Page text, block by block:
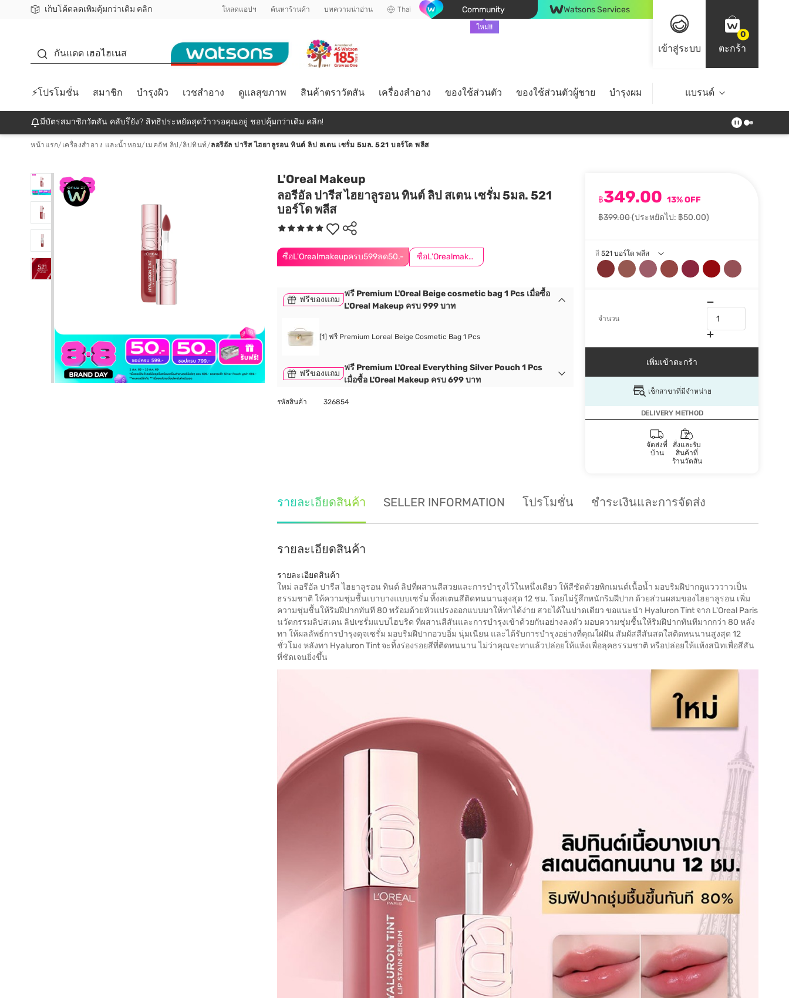
เก็บโค้ดลดเพิ่มคุ้มกว่าเดิม คลิก
ชอปออนไลน์ครั้งแรก ลดเพิ่มจุก ๆ 10%! 🎉
📦ส่งฟรี! เมื่อชอป 499฿
สมาชิกวัตสัน คลับดียังไง? โหลดแอปฯ ค้นหาร้านค้า บทความน่าอ่าน Thai Community
ใหม่!!
Watsons Services
เข้าสู่ระบบ
0
ตะกร้า
กันแดด เฮอไฮเนส
⚡โปรโมชั่น สมาชิก บำรุงผิว เวชสำอาง ดูแลสุขภาพ สินค้าตราวัตสัน เครื่องสำอาง ของใช้ส่วนตัว ของใช้ส่วนตัวผู้ชาย บำรุงผม ไลฟ์สไตล์ Top Brands
แบรนด์
มีบัตรสมาชิกวัตสัน คลับรึยัง? สิทธิประหยัดสุดว้าวรอคุณอยู่ ชอปคุ้มกว่าเดิม คลิก!
หน้าแรก/ เครื่องสำอาง และน้ำหอม/ เมคอัพ ลิป /ลิปทินท์/ลอรีอัล ปารีส ไฮยาลูรอน ทินต์ ลิป สเตน เซรั่ม 5มล. 521 บอร์โด พลีส
L'Oreal Makeup
ลอรีอัล ปารีส ไฮยาลูรอน ทินต์ ลิป สเตน เซรั่ม 5มล. 521
บอร์โด พลีส
ซื้อL'Orealmakeupครบ599ลด50.- ซื้อL'Orealmakeupครบ799ลด50.-
฿349.00 13% OFF
฿399.00(ประหยัดไป: ฿50.00)
สี 521 บอร์โด พลีส
จำนวน
เพิ่มเข้าตะกร้า
เช็กสาขาที่มีจำหน่าย
DELIVERY METHOD
จัดส่งที่
บ้าน
สั่งและรับ
สินค้าที่
ร้านวัตสัน
ฟรีของแถม
ฟรี Premium L'Oreal Beige cosmetic bag 1 Pcs เมื่อซื้อ
L'Oreal Makeup ครบ 999 บาท
[1] ฟรี Premium Loreal Beige Cosmetic Bag 1 Pcs
ฟรีของแถม
ฟรี Premium L'Oreal Everything Silver Pouch 1 Pcs
เมื่อซื้อ L'Oreal Makeup ครบ 699 บาท
รหัสสินค้า 326854
รายละเอียดสินค้า SELLER INFORMATION โปรโมชั่น ชำระเงินและการจัดส่ง
รายละเอียดสินค้า
รายละเอียดสินค้า
ใหม่ ลอรีอัล ปารีส ไฮยาลูรอน ทินต์ ลิปที่ผสานสีสวยและการบำรุงไว้ในหนึ่งเดียว ให้สีชัดด้วยพิกเมนต์เนื้อน้ำ มอบริมฝีปากดูแวววาวเป็น
ธรรมชาติ ให้ความชุ่มชื้นเบาบางแบบเซรั่ม ทิ้งสเตนสีติดทนนานสูงสุด 12 ชม. โดยไม่รู้สึกหนักริมฝีปาก ด้วยส่วนผสมของไฮยาลูรอน เพิ่ม
ความชุ่มชื้นให้ริมฝีปากทันที 80 พร้อมด้วยหัวแปรงออกแบบมาให้ทาได้ง่าย สวยได้ในปาดเดียว ขอแนะนำ Hyaluron Tint จาก L'Oreal Paris
นวัตกรรมลิปสเตน ลิปเซรั่มแบบไฮบริด ที่ผสานสีสันและการบำรุงเข้าด้วยกันอย่างลงตัว มอบความชุ่มชื้นให้ริมฝีปากทันทีมากกว่า 80 หลัง
ทา ให้ผลลัพธ์การบำรุงดุจเซรั่ม มอบริมฝีปากอวบอิ่ม นุ่มเนียน และได้รับการบำรุงอย่างที่คุณใฝ่ฝัน สัมผัสสีสันสดใสติดทนนานสูงสุด 12
ชั่วโมง หลังทา Hyaluron Tint จะทิ้งร่องรอยสีที่ติดทนนาน ไม่ว่าคุณจะทาแล้วปล่อยให้แห้งเพื่อลุคธรรมชาติ หรือปล่อยให้แห้งสนิทเพื่อสีสัน
ที่ชัดเจนยิ่งขึ้น